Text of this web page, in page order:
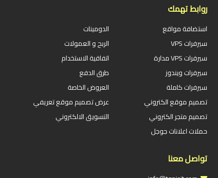
روابط تهمك
استضافة مواقع
سيرفرات VPS
سيرفرات VPS مدارة
سيرفرات ويندوز
سيرفرات كاملة
تصميم موقع الكتروني
تصميم متجر الكتروني
حملات اعلانات جوجل
الدومينات
الربح و العمولات
اتفاقية الاستخدام
طرق الدفع
العروض الخاصة
عرض تصميم موقع تعريفي
التسويق الالكتروني
تواصل معنا